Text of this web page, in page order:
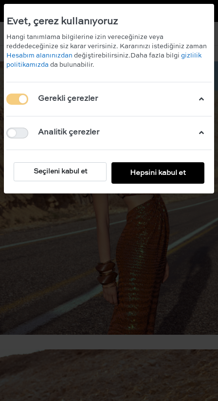
Evet, çerez kullanıyoruz
Hangi tanımlama bilgilerine izin vereceğinize veya
reddedeceğinize siz karar verirsiniz. Kararınızı istediğiniz zaman
Hesabım alanınızdan değiştirebilirsiniz.Daha fazla bilgi gizlilik
politikamızda da bulunabilir.
Gerekli çerezler
Analitik çerezler
Seçileni kabul et Hepsini kabul et